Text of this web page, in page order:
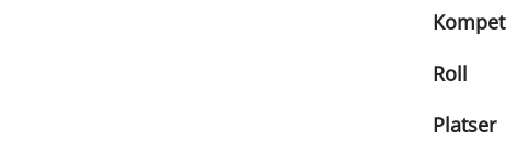
Roll
Platser